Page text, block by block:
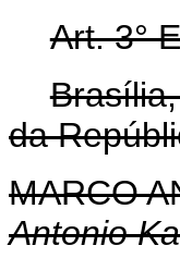
Art. 3°
da
MARCO
Antonio